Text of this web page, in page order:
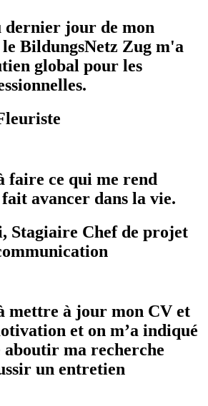
dernier jour de mon
BildungsNetz Zug m'a
global pour les
faire ce qui me rend
avancer dans la vie.
Stagiaire Chef de projet
mettre à jour mon CV et
et on m’a indiqué
ma recherche
un entretien